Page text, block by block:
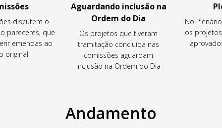
discutem o
pareceres, que
emendas ao
original
Aguardando inclusão na
Ordem do Dia
Os projetos que tiveram
tramitação concluída nas
comissões aguardam
inclusão na Ordem do Dia
No
os
Andamento